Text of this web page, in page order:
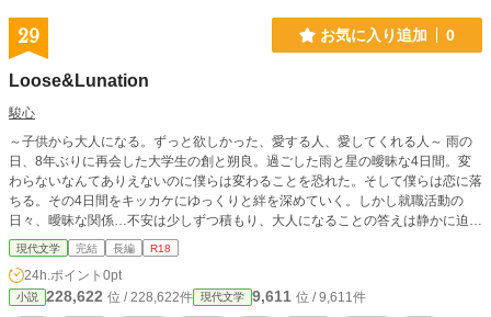
29 お気に入り追加 0
Loose&Lunation
駿心
～子供から大人になる。ずっと欲しかった、愛する人、愛してくれる人～ 雨の
日、8年ぶりに再会した大学生の創と朔良。過ごした雨と星の曖昧な4日間。変
わらないなんてありえないのに僕らは変わることを恐れた。そして僕らは恋に落
ちる。その4日間をキッカケにゆっくりと絆を深めていく。しかし就職活動の
日々、曖昧な関係…不安は少しずつ積もり、大人になることの答えは静かに迫っ
てくる。
現代文学 完結 長編 R18
24h.ポイント 0pt
小説 228,622 位 / 228,622件 現代文学 9,611 位 / 9,611件